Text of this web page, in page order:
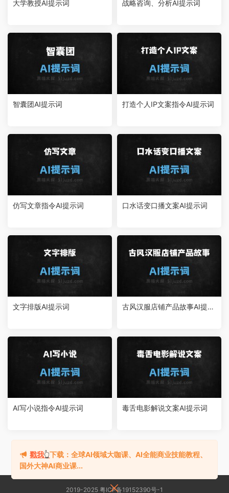
大学教授AI提示词 战略咨询、分析AI提示词
智囊团AI提示词 打造个人IP文案指令AI提示词
仿写文章指令AI提示词 口水话变口播文案AI提示词
文字排版AI提示词
古风汉服店铺产品故事AI提示
AI写小说指令AI提示词 毒舌电影解说文案AI提示词
1 2 3 ... 64 下一页 跳转
2019-2025 粤ICP备19152390号-1
戳我👆下载：全球AI领域大咖课、AI全能商业技能教程、
国外大神AI商业课...